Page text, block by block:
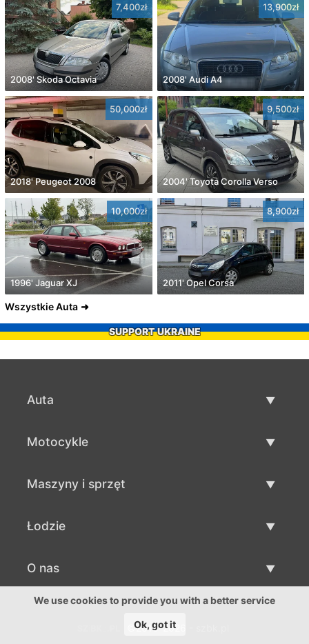
7,400zł
2008' Skoda Octavia
13,900zł
2008' Audi A4
50,000zł
2018' Peugeot 2008
9,500zł
2004' Toyota Corolla Verso
10,000zł
1996' Jaguar XJ
8,900zł
2011' Opel Corsa
Wszystkie Auta
SUPPORT UKRAINE
Auta
Motocykle
Maszyny i sprzęt
Łodzie
Sprzedaż łodzi
O nas
O nas
©2016-2026 - szbk.pl
We use cookies to provide you with a better service
Ok, got it